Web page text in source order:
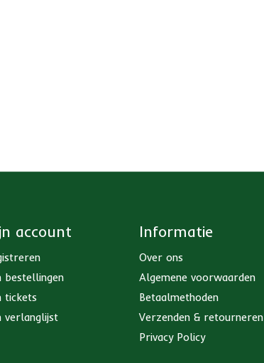
account
bestellingen
tickets
verlanglijst
Informatie
Over ons
Algemene voorwaarden
Betaalmethoden
Verzenden & retourneren
Privacy Policy